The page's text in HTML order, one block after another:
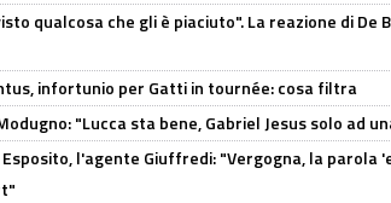
qualcosa che gli è piaciuto". La reazione di De
infortunio per Gatti in tournée: cosa filtra
"Lucca sta bene, Gabriel Jesus solo ad
Esposito, l'agente Giuffredi: "Vergogna, la